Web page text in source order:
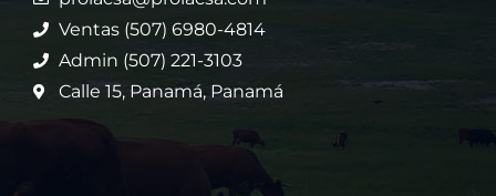
Ventas (507) 6980-4814
Admin (507) 221-3103
Calle 15, Panamá, Panamá